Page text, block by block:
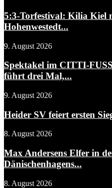
5:3-Torfestival: Kilia Kiel
Hohenwestedt...
9. August 2026
Spektakel im CITTI-
führt drei Mal,...
9. August 2026
Heider SV feiert ersten
8. August 2026
Max Andersens Elfer in
Dänischenhagens...
8. August 2026